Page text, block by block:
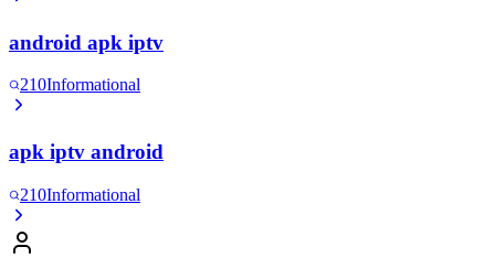
android apk iptv
210Informational
apk iptv android
210Informational